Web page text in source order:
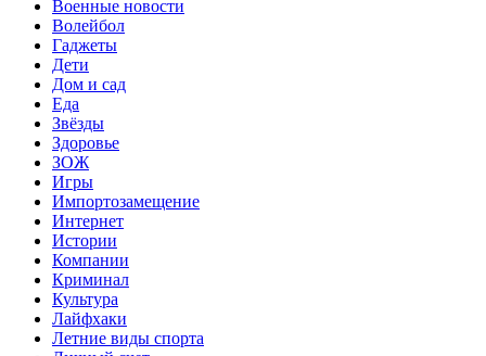
Военные новости
Волейбол
Гаджеты
Дети
Дом и сад
Еда
Звёзды
Здоровье
ЗОЖ
Игры
Импортозамещение
Интернет
Истории
Компании
Криминал
Культура
Лайфхаки
Летние виды спорта